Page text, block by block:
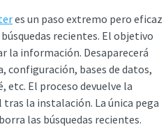
es un paso extremo pero eficaz
recientes. El objetivo
la información. Desaparecerá
configuración, bases de datos,
etc. El proceso devuelve la
la instalación. La única pega
las búsquedas recientes.